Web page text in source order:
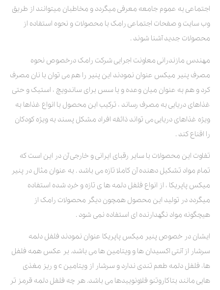
اجتماعی به عموم جامعه معرفی میگردد و مخاطبان میتوانند از طریق
وب سایت و صفحات اجتماعی رامک با محصولات و نحوه استفاده از
محصولات جدید آشنا شوند .
مهندس مازندرانی معاونت اجرایی شرکت رامک درخصوص نحوه
مصرف پنیر میکس عنوان نمودند این پنیر را هم می توان با نان مصرف
کرد و هم به عنوان میان وعده و یا سس برای ساندویچ ، استیک و حتی
غذاهای دریایی به مصرف رساند ، ترکیب این محصول با انواع غذاها به
ویژه غذاهای دریایی می تواند ذائقه افراد مشکل پسند به ویژه کودکان
را اقناع کند .
تفاوت این محصولات با سایر رقبای ایرانی و خارجی آن در این است که
تمام مواد تشکیل دهنده آن کاملا تازه می باشد . به عنوان مثال در پنیر
میکس پاپریکا ، از انواع فلفل دلمه ها ی تازه و خرد شده استفاده
میگردد در تولید این محصول همچون دیگر محصولات رامک از
هیچگونه مواد نگهدارنده ای استفاده نمی شود .
ایشان در خصوص پنیر میکس پاپریکا عنوان نمودند فلفل دلمه
سرشار از آنتی اکسیدان ها و ویتامین ها می باشد. بر عکس همه فلفل
ها، فلفل دلمه طعم تندی ندارد و سرشار از ویتامین c و ریز مغذی
هایی مانند بتاکاروتنو فلاونوییدها می باشد. هر چه فلفل دلمه قرمز تر